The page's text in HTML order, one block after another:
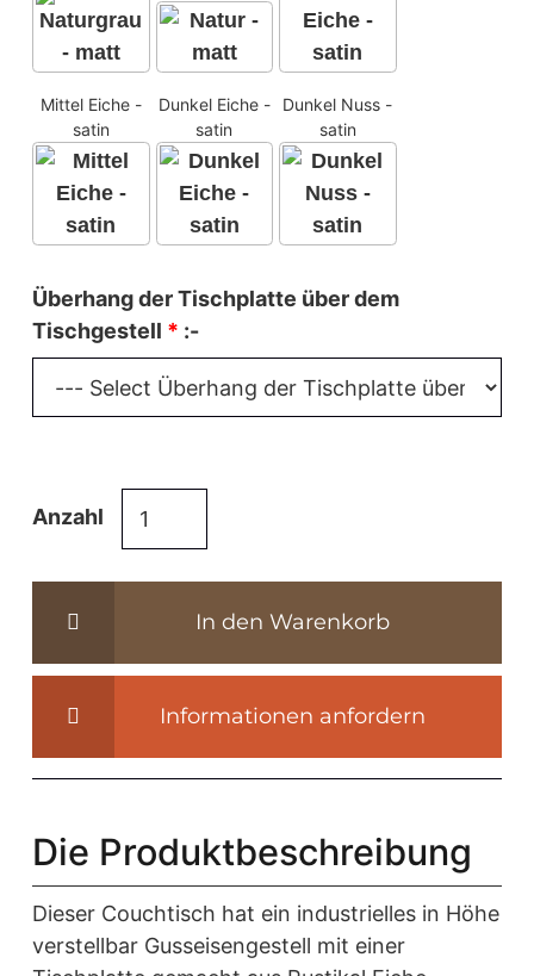
Mittel Eiche -
satin
Dunkel Eiche -
satin
Dunkel Nuss -
satin
Überhang der Tischplatte über dem
Tischgestell * :-
Anzahl
Couchtisch
DT25
Menge
In den Warenkorb
Informationen anfordern
Die Produktbeschreibung
Dieser Couchtisch hat ein industrielles in Höhe
verstellbar Gusseisengestell mit einer